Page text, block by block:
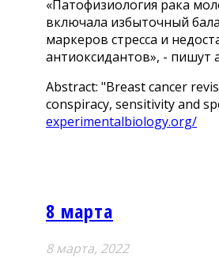
«Патофизиология рака
включала избыточный
маркеров стресса и
антиоксидантов», - пишут
Abstract: "Breast cancer
conspiracy, sensitivity and
experimentalbiology.org/
8 марта
8 мартa, 2022